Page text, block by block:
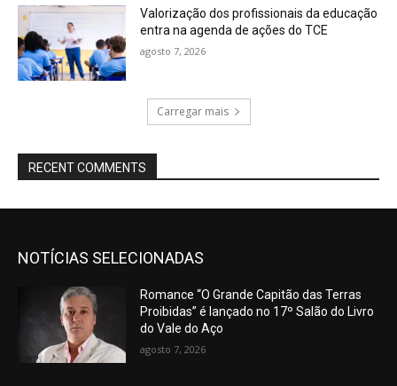
Valorização dos profissionais da educação
entra na agenda de ações do TCE
agosto 7, 2026
Carregar mais
RECENT COMMENTS
NOTÍCIAS SELECIONADAS
Romance “O Grande Capitão das Terras
Proibidas” é lançado no 17º Salão do Livro
do Vale do Aço
agosto 7, 2026